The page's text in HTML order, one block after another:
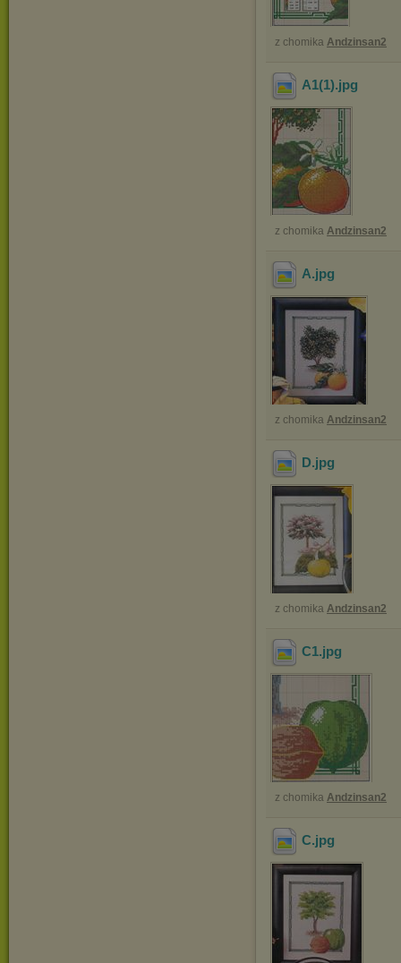
z chomika Andzinsan2
A1(1).jpg
z chomika Andzinsan2
A.jpg
z chomika Andzinsan2
D.jpg
z chomika Andzinsan2
C1.jpg
z chomika Andzinsan2
C.jpg